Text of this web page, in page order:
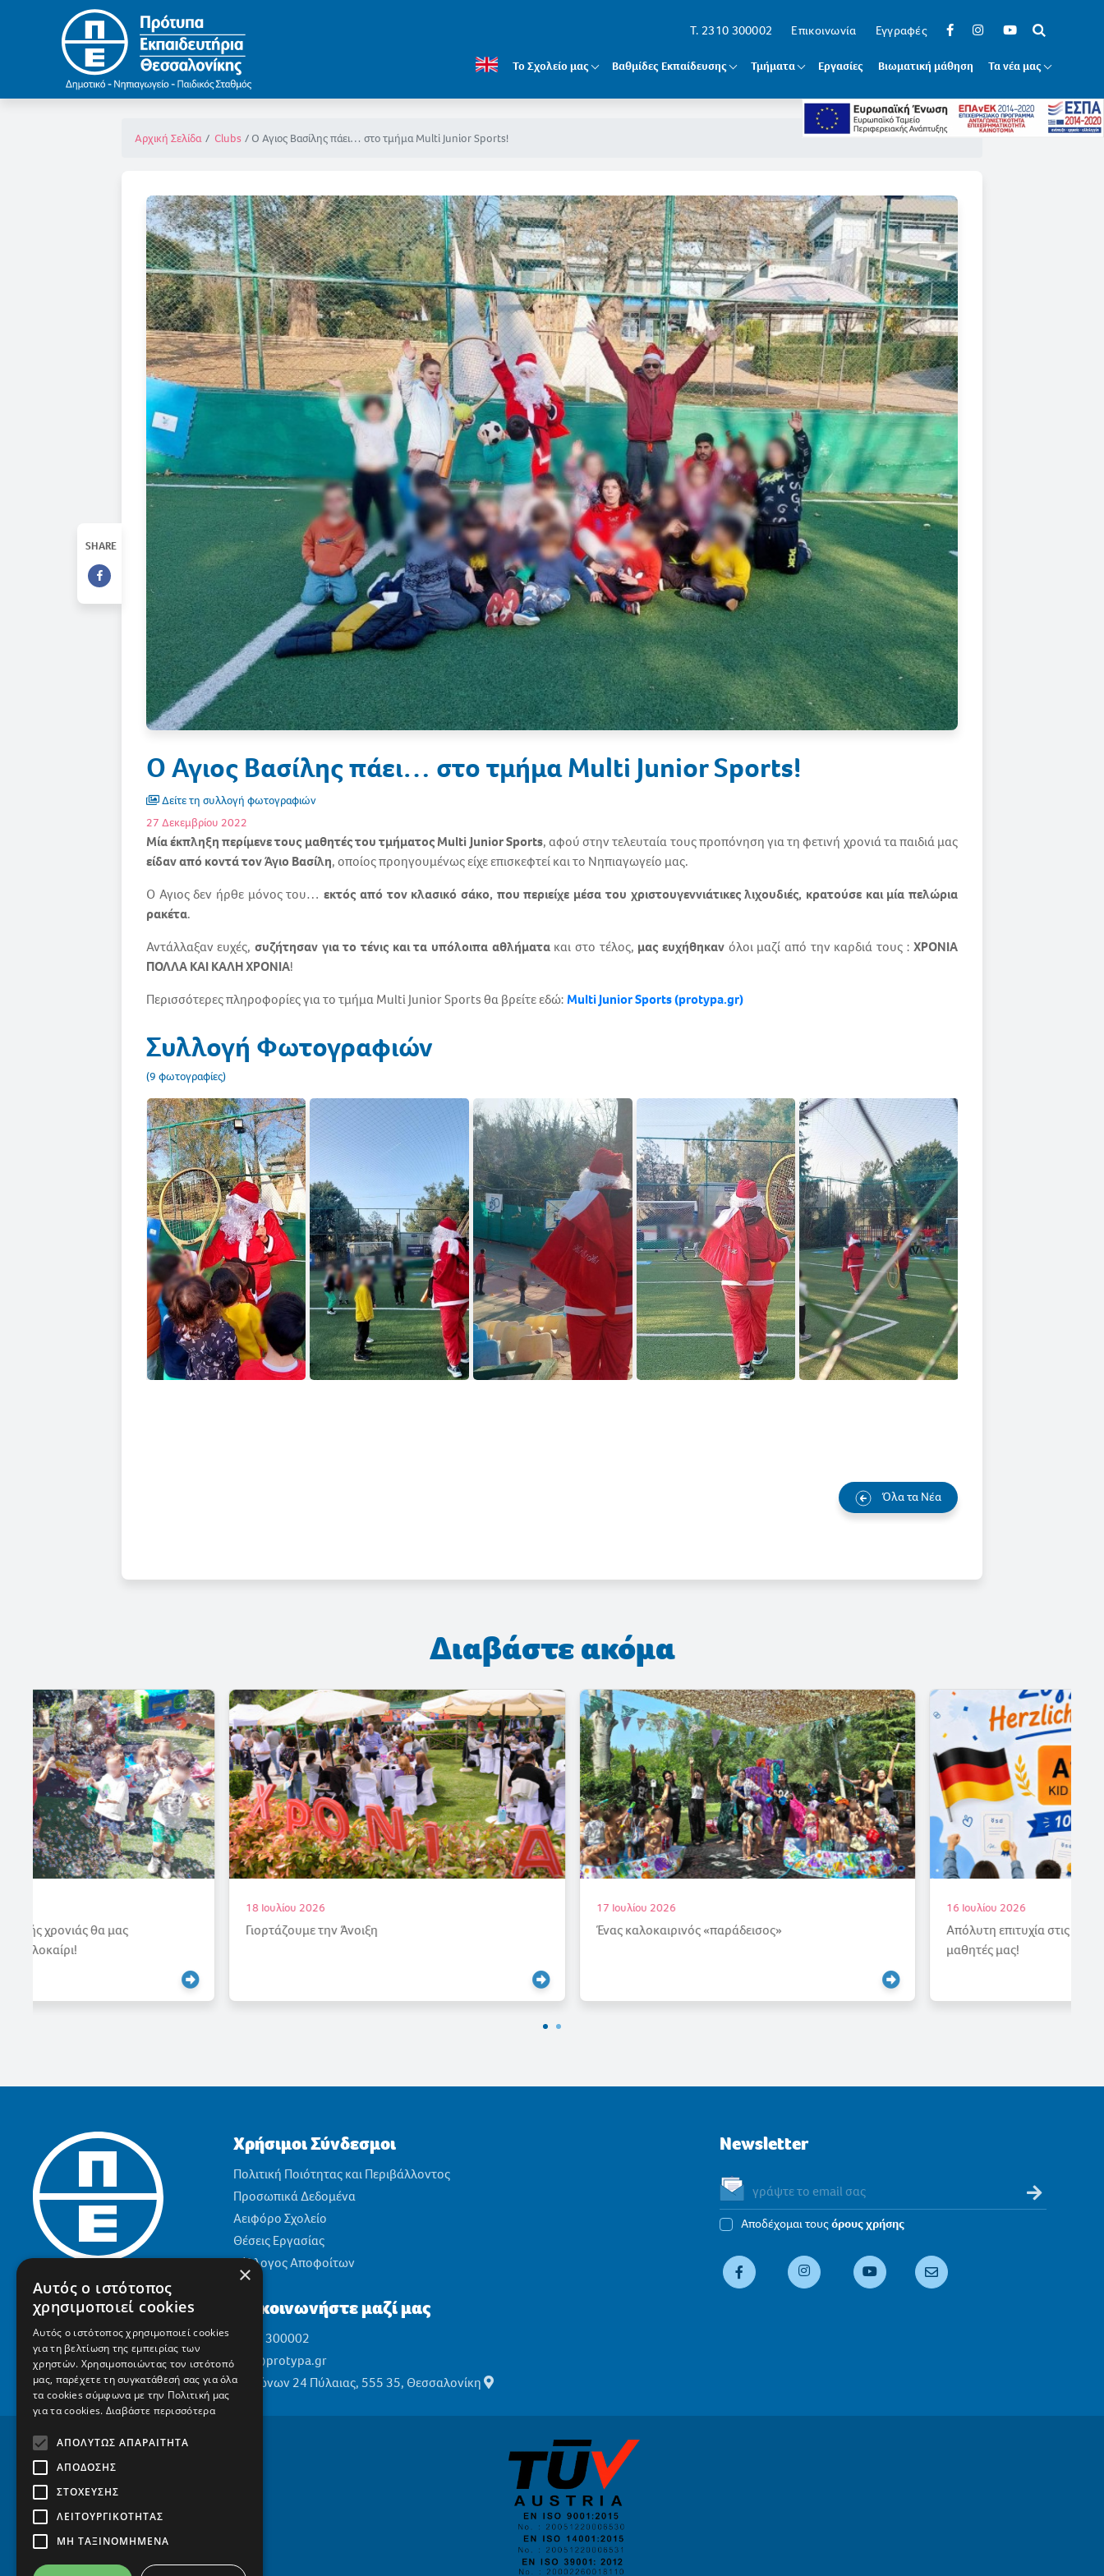
T. 2310 300002 Επικοινωνία Εγγραφές
Το Σχολείο μας Βαθμίδες Εκπαίδευσης Τμήματα Εργασίες Βιωματική μάθηση Τα νέα μας
Αρχική Σελίδα Clubs Ο Άγιος Βασίλης πάει… στο τμήμα Multi Junior Sports!
Ο Άγιος Βασίλης πάει… στο τμήμα Multi Junior Sports!
Δείτε τη συλλογή φωτογραφιών
27 Δεκεμβρίου 2022
Μία έκπληξη περίμενε τους μαθητές του τμήματοςMulti JuniorSports, αφού στην τελευταία τους προπόνηση για τη φετινή χρονιά τα παιδιά μας
είδαν από κοντά τον Άγιο Βασίλη, οποίος προηγουμένως είχε επισκεφτεί και το Νηπιαγωγείο μας.
Ο Άγιος δεν ήρθε μόνος του…εκτός από τον κλασικό σάκο, που περιείχε μέσα του χριστουγεννιάτικες λιχουδιές, κρατούσε και μία πελώρια
ρακέτα.
Αντάλλαξαν ευχές,συζήτησαν για το τένις και τα υπόλοιπα αθλήματακαι στο τέλος, μας ευχήθηκανόλοι μαζί από την καρδιά τους :ΧΡΟΝΙΑ
ΠΟΛΛΑ ΚΑΙ ΚΑΛΗ ΧΡΟΝΙΑ!
Περισσότερες πληροφορίες για το τμήμα Multi Junior Sports θα βρείτε εδώ:Multi Junior Sports (protypa.gr)
Συλλογή Φωτογραφιών
(9 φωτογραφίες)
Όλα τα Νέα
SHARE
Διαβάστε ακόμα
Γιορτάζουμε την Άνοιξη
Απόλυτη επιτυχία στις εξετάσεις γερμανικών για τους
Χρήσιμοι Σύνδεσμοι
Πολιτική Ποιότητας και Περιβάλλοντος
Προσωπικά Δεδομένα
Αειφόρο Σχολείο
Θέσεις Εργασίας
Σύλλογος Αποφοίτων
Επικοινωνήστε μαζί μας
2310 300002
info@protypa.gr
Ελαιώνων 24 Πύλαιας, 555 35, Θεσσαλονίκη
Newsletter
Αποδέχομαι τουςόρους χρήσης
×
Αυτός ο ιστότοπος
χρησιμοποιεί cookies
Αυτός ο ιστότοπος χρησιμοποιεί cookies
για τη βελτίωση της εμπειρίας των
χρηστών. Χρησιμοποιώντας τον ιστότοπό
μας, παρέχετε τη συγκατάθεσή σας για όλα
τα cookies σύμφωνα με την Πολιτική μας
για τα cookies. Διαβάστε περισσότερα
ΑΠΟΛΎΤΩΣ ΑΠΑΡΑΊΤΗΤΑ
ΑΠΌΔΟΣΗΣ
ΣΤΌΧΕΥΣΗΣ
ΛΕΙΤΟΥΡΓΙΚΌΤΗΤΑΣ
ΜΗ ΤΑΞΙΝΟΜΗΜΈΝΑ